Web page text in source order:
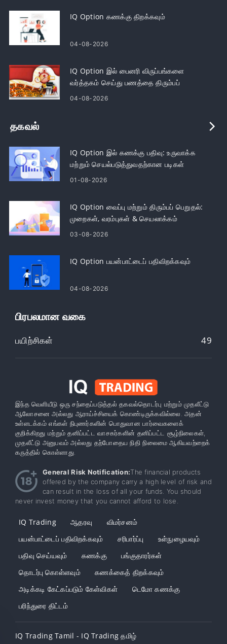
IQ Option கணக்கு திறக்கவும்
04-08-2026
IQ Option இல் பைனரி விருப்பங்களை
வர்த்தகம் செய்து பணத்தை திரும்பப்
பெறுங்கள்
04-08-2026
தகவல்
IQ Option இல் கணக்கு பதிவு: உருவாக்க
மற்றும் செயல்படுத்துவதற்கான படிகள்
01-08-2026
IQ Option வைப்பு மற்றும் திரும்பப் பெறுதல்:
முறைகள், வரம்புகள் & செயலாக்கம்
03-08-2026
IQ Option பயன்பாட்டைப் பதிவிறக்கவும்
04-08-2026
பிரபலமான வகை
பயிற்சிகள் 49
இந்த வெளியீடு ஒரு சந்தைப்படுத்தல் தகவல்தொடர்பு மற்றும் முதலீட்டு
ஆலோசனை அல்லது ஆராய்ச்சியைக் கொண்டிருக்கவில்லை. அதன்
உள்ளடக்கம் எங்கள் நிபுணர்களின் பொதுவான பார்வைகளைக்
குறிக்கிறது மற்றும் தனிப்பட்ட வாசகர்களின் தனிப்பட்ட சூழ்நிலைகள்,
முதலீட்டு அனுபவம் அல்லது தற்போதைய நிதி நிலைமை ஆகியவற்றைக்
கருத்தில் கொள்ளாது.
General Risk Notification:The financial products
offered by the company carry a high level of risk and
can result in the loss of all your funds. You should
never invest money that you cannot afford to lose.
IQ Trading ஆதரவு
விமர்சனம்
பயன்பாட்டைப் பதிவிறக்கவும்
சரிபார்ப்பு
உள்நுழையவும்
பதிவு செய்யவும்
கணக்கு
பங்குதாரர்கள்
தொடர்பு கொள்ளவும்
கணக்கைத் திறக்கவும்
அடிக்கடி கேட்கப்படும் கேள்விகள்
டெமோ கணக்கு
பரிந்துரை திட்டம்
IQ Trading Tamil - IQ Trading தமிழ்